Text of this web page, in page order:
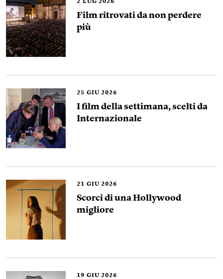
2 LUG 2026
Film ritrovati da non perdere
più
25 GIU 2026
I film della settimana, scelti da
Internazionale
21 GIU 2026
Scorci di una Hollywood
migliore
19 GIU 2026